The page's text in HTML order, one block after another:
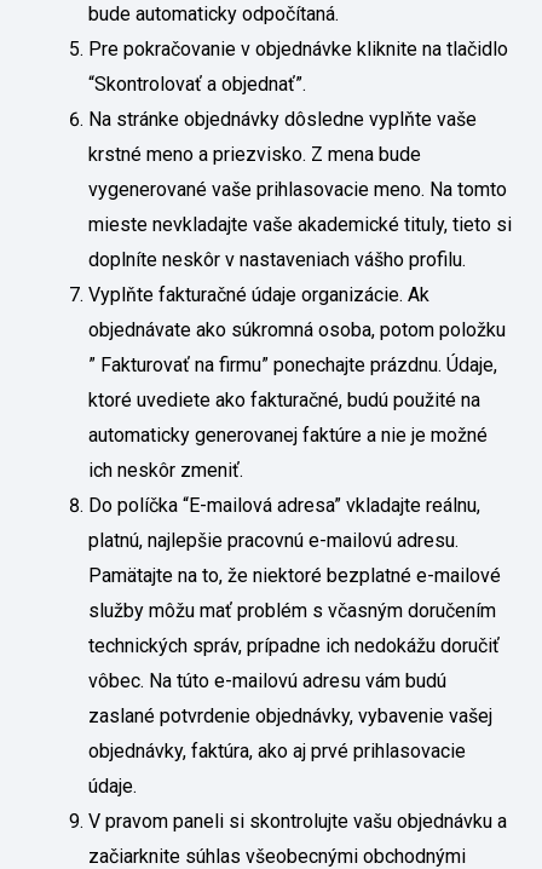
bude automaticky odpočítaná.
Pre pokračovanie v objednávke kliknite na tlačidlo
“Skontrolovať a objednať”.
Na stránke objednávky dôsledne vyplňte vaše
krstné meno a priezvisko. Z mena bude
vygenerované vaše prihlasovacie meno. Na tomto
mieste nevkladajte vaše akademické tituly, tieto si
doplníte neskôr v nastaveniach vášho profilu.
Vyplňte fakturačné údaje organizácie. Ak
objednávate ako súkromná osoba, potom položku
” Fakturovať na firmu” ponechajte prázdnu. Údaje,
ktoré uvediete ako fakturačné, budú použité na
automaticky generovanej faktúre a nie je možné
ich neskôr zmeniť.
Do políčka “E-mailová adresa” vkladajte reálnu,
platnú, najlepšie pracovnú e-mailovú adresu.
Pamätajte na to, že niektoré bezplatné e-mailové
služby môžu mať problém s včasným doručením
technických správ, prípadne ich nedokážu doručiť
vôbec. Na túto e-mailovú adresu vám budú
zaslané potvrdenie objednávky, vybavenie vašej
objednávky, faktúra, ako aj prvé prihlasovacie
údaje.
V pravom paneli si skontrolujte vašu objednávku a
začiarknite súhlas všeobecnými obchodnými